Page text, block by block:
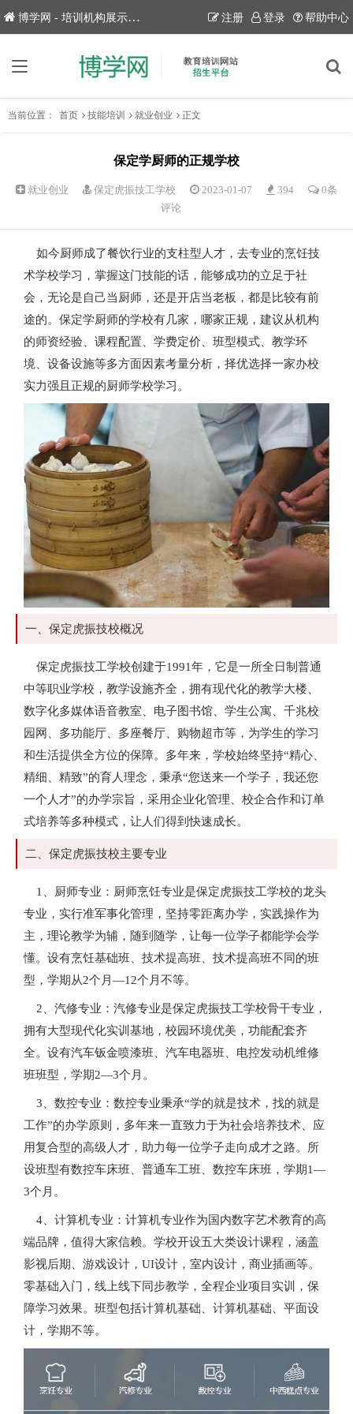
博学网 - 培训机构展示平台！ 注册 登录 帮助中心
当前位置： 首页 技能培训 就业创业 正文
保定学厨师的正规学校
就业创业 保定虎振技工学校 2023-01-07 394
0条
评论
如今厨师成了餐饮行业的支柱型人才，去专业的烹饪技
术学校学习，掌握这门技能的话，能够成功的立足于社
会，无论是自己当厨师，还是开店当老板，都是比较有前
途的。保定学厨师的学校有几家，哪家正规，建议从机构
的师资经验、课程配置、学费定价、班型模式、教学环
境、设备设施等多方面因素考量分析，择优选择一家办校
实力强且正规的厨师学校学习。
一、保定虎振技校概况
保定虎振技工学校创建于1991年，它是一所全日制普通
中等职业学校，教学设施齐全，拥有现代化的教学大楼、
数字化多媒体语音教室、电子图书馆、学生公寓、千兆校
园网、多功能厅、多座餐厅、购物超市等，为学生的学习
和生活提供全方位的保障。多年来，学校始终坚持“精心、
精细、精致”的育人理念，秉承“您送来一个学子，我还您
一个人才”的办学宗旨，采用企业化管理、校企合作和订单
式培养等多种模式，让人们得到快速成长。
二、保定虎振技校主要专业
1、厨师专业：厨师烹饪专业是保定虎振技工学校的龙头
专业，实行准军事化管理，坚持零距离办学，实践操作为
主，理论教学为辅，随到随学，让每一位学子都能学会学
懂。设有烹饪基础班、技术提高班、技术提高班不同的班
型，学期从2个月—12个月不等。
2、汽修专业：汽修专业是保定虎振技工学校骨干专业，
拥有大型现代化实训基地，校园环境优美，功能配套齐
全。设有汽车钣金喷漆班、汽车电器班、电控发动机维修
班班型，学期2—3个月。
3、数控专业：数控专业秉承“学的就是技术，找的就是
工作”的办学原则，多年来一直致力于为社会培养技术、应
用复合型的高级人才，助力每一位学子走向成才之路。所
设班型有数控车床班、普通车工班、数控车床班，学期1—
3个月。
4、计算机专业：计算机专业作为国内数字艺术教育的高
端品牌，值得大家信赖。学校开设五大类设计课程，涵盖
影视后期、游戏设计，UI设计，室内设计，商业插画等。
零基础入门，线上线下同步教学，全程企业项目实训，保
障学习效果。班型包括计算机基础、计算机基础、平面设
计，学期不等。